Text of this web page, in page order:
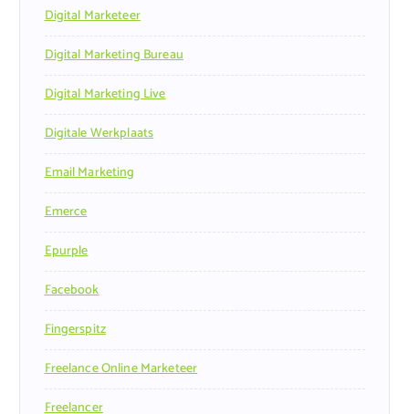
Digital Marketeer
Digital Marketing Bureau
Digital Marketing Live
Digitale Werkplaats
Email Marketing
Emerce
Epurple
Facebook
Fingerspitz
Freelance Online Marketeer
Freelancer